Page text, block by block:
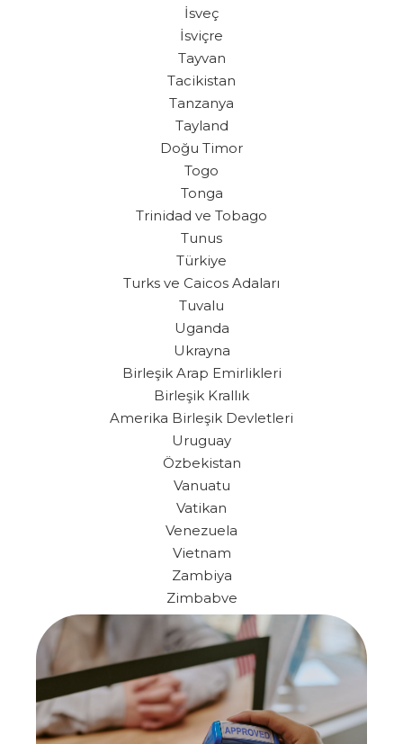
İsveç
İsviçre
Tayvan
Tacikistan
Tanzanya
Tayland
Doğu Timor
Togo
Tonga
Trinidad ve Tobago
Tunus
Türkiye
Turks ve Caicos Adaları
Tuvalu
Uganda
Ukrayna
Birleşik Arap Emirlikleri
Birleşik Krallık
Amerika Birleşik Devletleri
Uruguay
Özbekistan
Vanuatu
Vatikan
Venezuela
Vietnam
Zambiya
Zimbabve